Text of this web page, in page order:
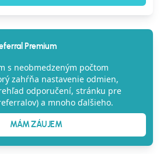
Premium
s neobmedzeným počtom
zahŕňa nastavenie odmien,
odporučení, stránku pre
a mnoho ďalšieho.
MÁM ZÁUJEM